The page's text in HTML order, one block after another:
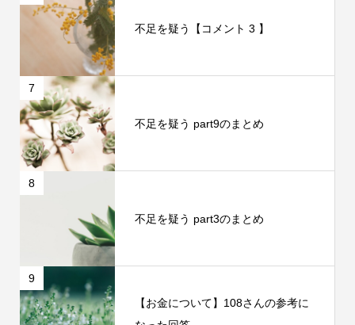
不足を疑う【コメント 3 】
7
不足を疑う part9のまとめ
8
不足を疑う part3のまとめ
9
【お金について】108さんの参考に